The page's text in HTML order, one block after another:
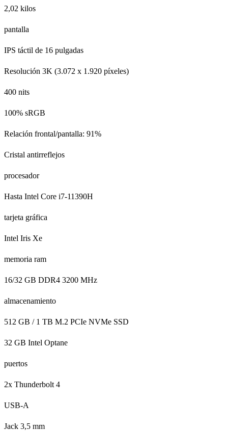
2,02 kilos
pantalla
IPS táctil de 16 pulgadas
Resolución 3K (3.072 x 1.920 píxeles)
400 nits
100% sRGB
Relación frontal/pantalla: 91%
Cristal antirreflejos
procesador
Hasta Intel Core i7-11390H
tarjeta gráfica
Intel Iris Xe
memoria ram
16/32 GB DDR4 3200 MHz
almacenamiento
512 GB / 1 TB M.2 PCIe NVMe SSD
32 GB Intel Optane
puertos
2x Thunderbolt 4
USB-A
Jack 3,5 mm